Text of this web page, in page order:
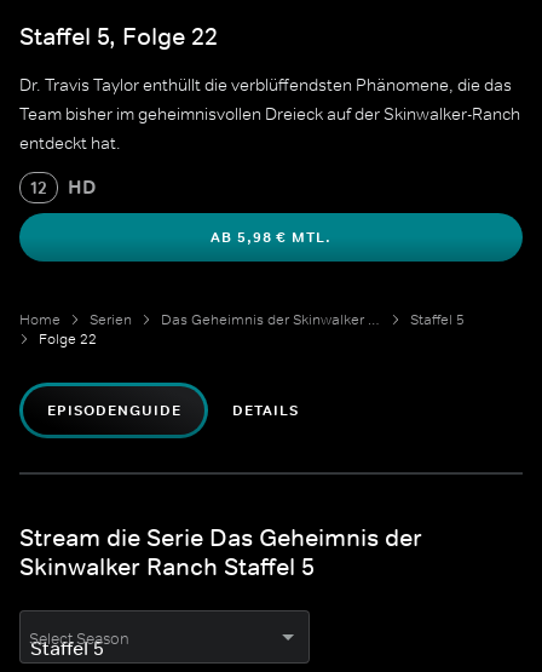
Staffel 5, Folge 22
Dr. Travis Taylor enthüllt die verblüffendsten Phänomene, die das
Team bisher im geheimnisvollen Dreieck auf der Skinwalker-Ranch
entdeckt hat.
12 HD
AB 5,98 € MTL.
Home Serien Das Geheimnis der Skinwalker Ranch
Staffel 5
Folge 22
EPISODENGUIDE DETAILS
Stream die Serie Das Geheimnis der
Skinwalker Ranch Staffel 5
Select Season